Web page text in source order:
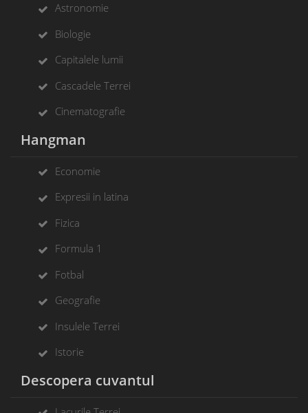
Astronomie
Biologie
Capitalele lumii
Cascadele Terrei
Cinematografie
Hangman
Economie
Expresii in latina
Fizica
Formula 1
Fotbal
Geografie
Insulele Terrei
Istorie
Descopera cuvantul